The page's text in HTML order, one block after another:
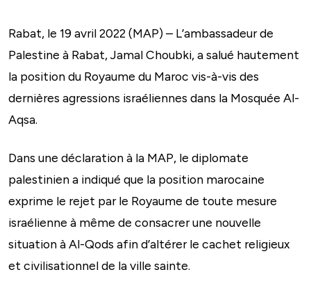
Rabat, le 19 avril 2022 (MAP) – L’ambassadeur de
Palestine à Rabat, Jamal Choubki, a salué hautement
la position du Royaume du Maroc vis-à-vis des
dernières agressions israéliennes dans la Mosquée Al-
Aqsa.
Dans une déclaration à la MAP, le diplomate
palestinien a indiqué que la position marocaine
exprime le rejet par le Royaume de toute mesure
israélienne à même de consacrer une nouvelle
situation à Al-Qods afin d’altérer le cachet religieux
et civilisationnel de la ville sainte.